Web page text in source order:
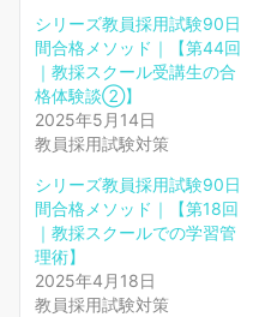
シリーズ教員採用試験90日
間合格メソッド｜【第44回
｜教採スクール受講生の合
格体験談②】
2025年5月14日
教員採用試験対策
シリーズ教員採用試験90日
間合格メソッド｜【第18回
｜教採スクールでの学習管
理術】
2025年4月18日
教員採用試験対策